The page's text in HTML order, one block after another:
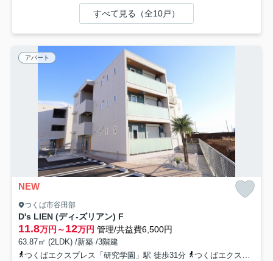
すべて見る（全10戸）
アパート
NEW
つくば市谷田部
D's LIEN (ディ-ズリアン) F
11.8万円～12万円 管理/共益費6,500円
63.87㎡ (2LDK) /新築 /3階建
つくばエクスプレス「研究学園」駅 徒歩31分
つくばエクスプレス「万博記念公園」駅 徒歩44分